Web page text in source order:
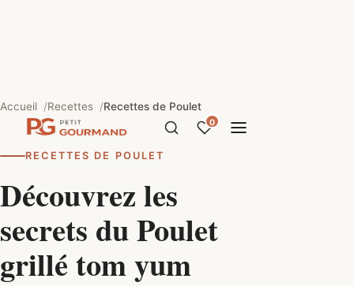
0
Accueil Recettes Recettes de Poulet
RECETTES DE POULET
Découvrez les
secrets du Poulet
grillé tom yum